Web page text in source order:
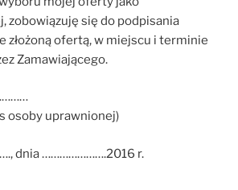
zobowiązuję się do podpisania
złożoną ofertą, w miejscu i terminie
Zamawiającego.
osoby uprawnionej)
dnia ………………….2016 r.